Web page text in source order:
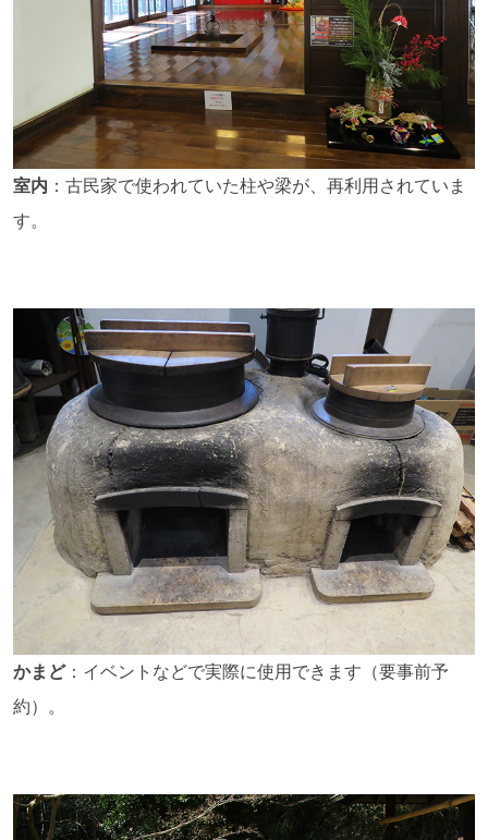
室内 ：古民家で使われていた柱や梁が、再利用されていま
す。
かまど：イベントなどで実際に使用できます（要事前予
約）。